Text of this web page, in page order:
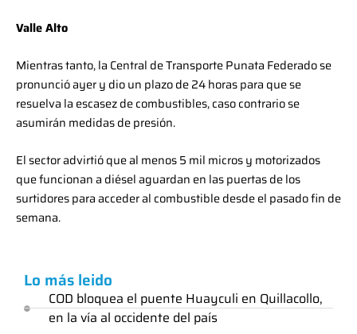
Valle Alto
Mientras tanto, la Central de Transporte Punata Federado se
pronunció ayer y dio un plazo de 24 horas para que se
resuelva la escasez de combustibles, caso contrario se
asumirán medidas de presión.
El sector advirtió que al menos 5 mil micros y motorizados
que funcionan a diésel aguardan en las puertas de los
surtidores para acceder al combustible desde el pasado fin de
semana.
Lo más leido
COD bloquea el puente Huayculi en Quillacollo,
en la vía al occidente del país